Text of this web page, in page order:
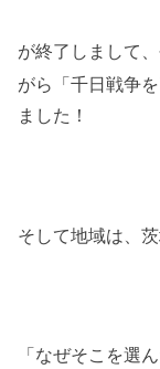
が終了しまして
がら「千日戦争
ました！
そして地域は、
「なぜそこを選